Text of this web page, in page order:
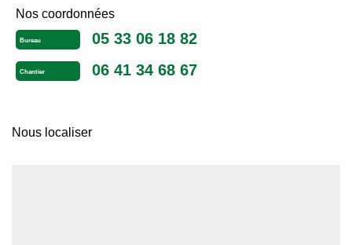
Nos coordonnées
Bureau 05 33 06 18 82
Chantier 06 41 34 68 67
Nous localiser